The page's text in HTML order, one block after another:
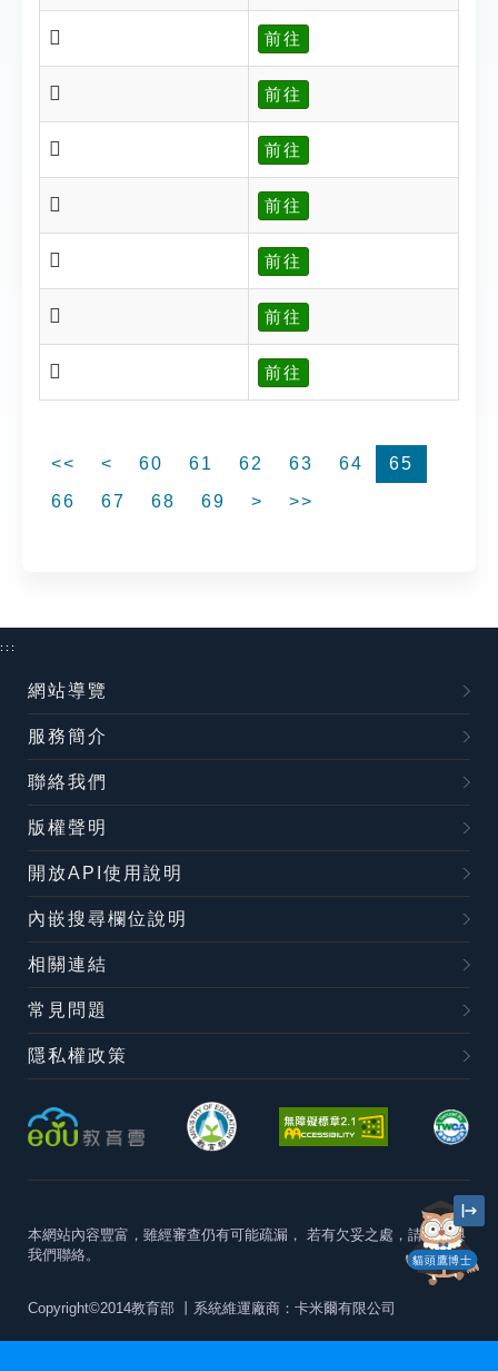
𥋁 前往
𥋂 前往
𥋃 前往
𥋄 前往
𥋍 前往
𥋐 前往
𥋙 前往
<< < 60 61 62 63 64
65
66
67 68 69 > >>
貓頭鷹博士
:::
網站導覽
服務簡介
聯絡我們
版權聲明
開放API使用說明
內嵌搜尋欄位說明
相關連結
常見問題
隱私權政策
本網站內容豐富，雖經審查仍有可能疏漏， 若有欠妥之處，請隨時與
我們聯絡。
Copyright©2014教育部 丨系統維運廠商：卡米爾有限公司